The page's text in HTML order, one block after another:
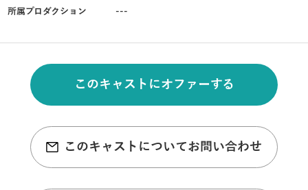
所属プロダクション ---
このキャストにオファーする
このキャストについてお問い合わせ